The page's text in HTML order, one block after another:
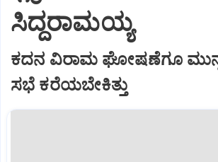
ಸಿದ್ದರಾಮಯ್ಯ
ಕದನ ವಿರಾಮ ಘೋಷಣೆಗೂ ಮುನ್ನ
ಸಭೆ ಕರೆಯಬೇಕಿತ್ತು